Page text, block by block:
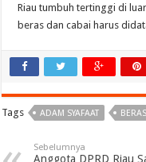
Riau tumbuh tertinggi di
beras dan cabai harus
Tags ADAM SYAFAAT BERAS
Sebelumnya
Anggota DPRD Riau